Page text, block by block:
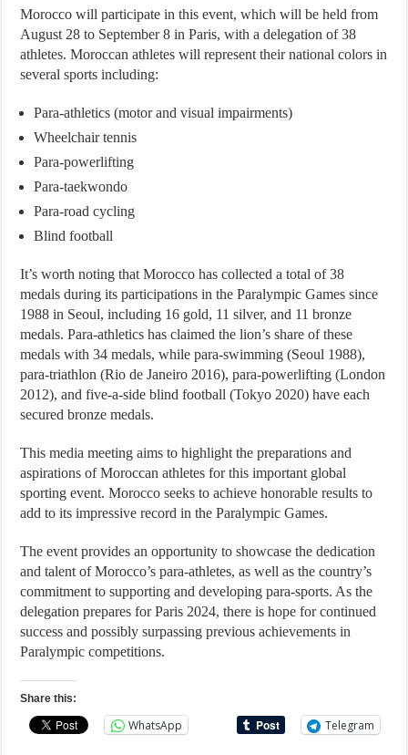
Morocco will participate in this event, which will be held from
August 28 to September 8 in Paris, with a delegation of 38
athletes. Moroccan athletes will represent their national colors in
several sports including:
Para-athletics (motor and visual impairments)
Wheelchair tennis
Para-powerlifting
Para-taekwondo
Para-road cycling
Blind football
It’s worth noting that Morocco has collected a total of 38
medals during its participations in the Paralympic Games since
1988 in Seoul, including 16 gold, 11 silver, and 11 bronze
medals. Para-athletics has claimed the lion’s share of these
medals with 34 medals, while para-swimming (Seoul 1988),
para-triathlon (Rio de Janeiro 2016), para-powerlifting (London
2012), and five-a-side blind football (Tokyo 2020) have each
secured bronze medals.
This media meeting aims to highlight the preparations and
aspirations of Moroccan athletes for this important global
sporting event. Morocco seeks to achieve honorable results to
add to its impressive record in the Paralympic Games.
The event provides an opportunity to showcase the dedication
and talent of Morocco’s para-athletes, as well as the country’s
commitment to supporting and developing para-sports. As the
delegation prepares for Paris 2024, there is hope for continued
success and possibly surpassing previous achievements in
Paralympic competitions.
Share this:
WhatsApp Telegram